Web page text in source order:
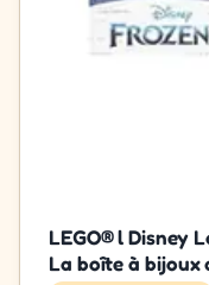
LEGO® l Disney
La boîte à bijoux